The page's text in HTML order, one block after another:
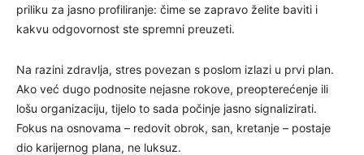
priliku za jasno profiliranje: čime se zapravo želite baviti i
kakvu odgovornost ste spremni preuzeti.
Na razini zdravlja, stres povezan s poslom izlazi u prvi plan.
Ako već dugo podnosite nejasne rokove, preopterećenje ili
lošu organizaciju, tijelo to sada počinje jasno signalizirati.
Fokus na osnovama – redovit obrok, san, kretanje – postaje
dio karijernog plana, ne luksuz.